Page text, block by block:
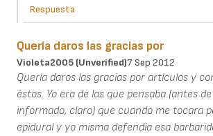
Respuesta
Quería daros las gracias por
Violeta2005 (unverified)7 Sep 2012
Quería daros las gracias por artículos y
éstos. Yo era de las que pensaba (antes
informado, claro) que cuando me tocara
epidural y yo misma defendía esa